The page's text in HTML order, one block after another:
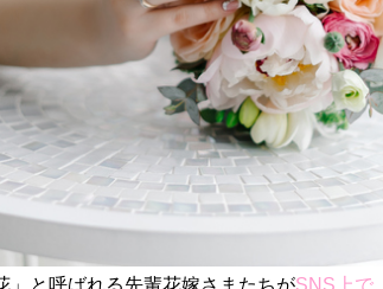
」と呼ばれる先輩花嫁さまたちがSNS上で